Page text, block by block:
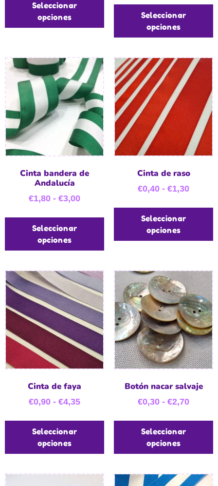
Seleccionar
opciones
Seleccionar
opciones
Cinta bandera de
Andalucía
€1,80 - €3,00
Seleccionar
opciones
Cinta de raso
€0,40 - €1,30
Seleccionar
opciones
Cinta de faya
€0,90 - €4,35
Seleccionar
opciones
Botón nacar salvaje
€0,30 - €2,70
Seleccionar
opciones